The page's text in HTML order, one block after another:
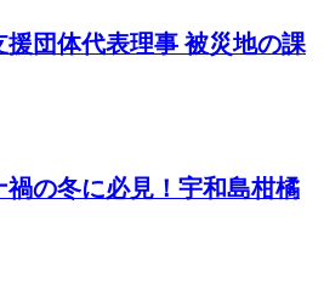
援団体代表理事 被災地の課
禍の冬に必見！宇和島柑橘